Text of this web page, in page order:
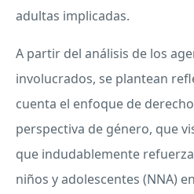
adultas implicadas.
A partir del análisis de los
involucrados, se plantean
cuenta el enfoque de
perspectiva de género, que
que indudablemente
niños y adolescentes (NNA)